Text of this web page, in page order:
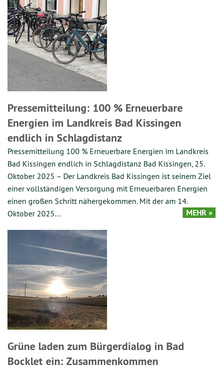
Pressemitteilung: 100 % Erneuerbare
Energien im Landkreis Bad Kissingen
endlich in Schlagdistanz
Pressemitteilung 100 % Erneuerbare Energien im Landkreis
Bad Kissingen endlich in Schlagdistanz Bad Kissingen, 25.
Oktober 2025 – Der Landkreis Bad Kissingen ist seinem Ziel
einer vollständigen Versorgung mit Erneuerbaren Energien
einen großen Schritt nähergekommen. Mit der am 14.
Oktober 2025…
MEHR »
Grüne laden zum Bürgerdialog in Bad
Bocklet ein: Zusammenkommen